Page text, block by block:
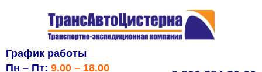
График работы
Пн – Пт: 9.00 – 18.00